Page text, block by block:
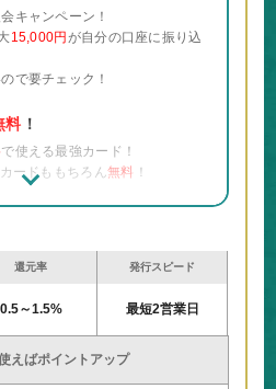
キャンペーン！
15,000円 が自分の口座に振り込
で要チェック！
料 ！
で使える最強カード！
カードももちろん無料 ！
決済、QR決済に対応していて使
還元率
0.5～1.5%
発行スピード
最短2営業日
えばポイントアップ